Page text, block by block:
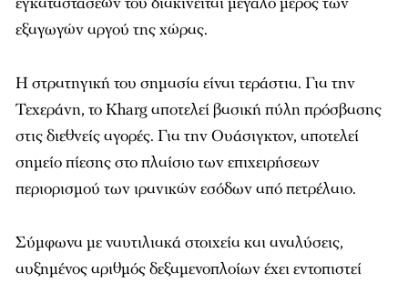
εξαγωγών αργού της χώρας.
Η στρατηγική του σημασία είναι τεράστια. Για την
Τεχεράνη, το Kharg αποτελεί βασική πύλη πρόσβασης
στις διεθνείς αγορές. Για την Ουάσιγκτον, αποτελεί
σημείο πίεσης στο πλαίσιο των επιχειρήσεων
περιορισμού των ιρανικών εσόδων από πετρέλαιο.
Σύμφωνα με ναυτιλιακά στοιχεία και αναλύσεις,
αυξημένος αριθμός δεξαμενοπλοίων έχει εντοπιστεί